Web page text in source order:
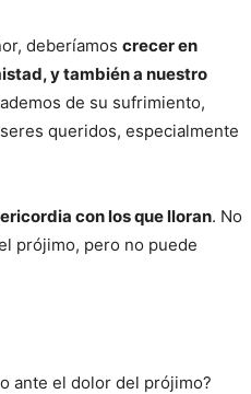
deberíamos crecer en
y también a nuestro
de su sufrimiento,
queridos, especialmente
con los que lloran. No
prójimo, pero no puede
ante el dolor del prójimo?